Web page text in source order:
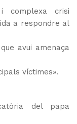
i complexa crisi
a respondre al
avui amenaça
víctimes».
del papa